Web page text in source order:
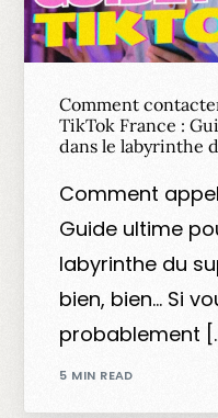
Comment
TikTok France :
dans le labyrinthe
Comment
Guide ultime
labyrinthe du
bien, bien… Si
probablement
5 MIN READ